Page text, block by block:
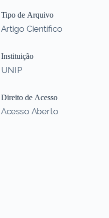
Tipo de Arquivo
Artigo Científico
Instituição
UNIP
Direito de Acesso
Acesso Aberto